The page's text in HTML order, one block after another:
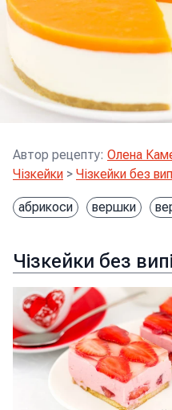
Автор рецепту: Олена
Чізкейки > Чізкейки без
абрикоси вершки
Чізкейки без